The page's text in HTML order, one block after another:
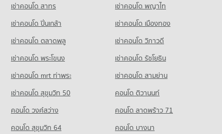
เช่าคอนโด สาทร
เช่าคอนโด พญาไท
เช่าคอนโด ปิ่นเกล้า
เช่าคอนโด เมืองทอง
เช่าคอนโด ตลาดพลู
เช่าคอนโด วิภาวดี
เช่าคอนโด พระโขนง
เช่าคอนโด รัชโยธิน
เช่าคอนโด mrt ท่าพระ
เช่าคอนโด สามย่าน
เช่าคอนโด สุขุมวิท 50
คอนโด ติวานนท์
คอนโด วงศ์สว่าง
คอนโด ลาดพร้าว 71
คอนโด สุขุมวิท 64
คอนโด บางนา